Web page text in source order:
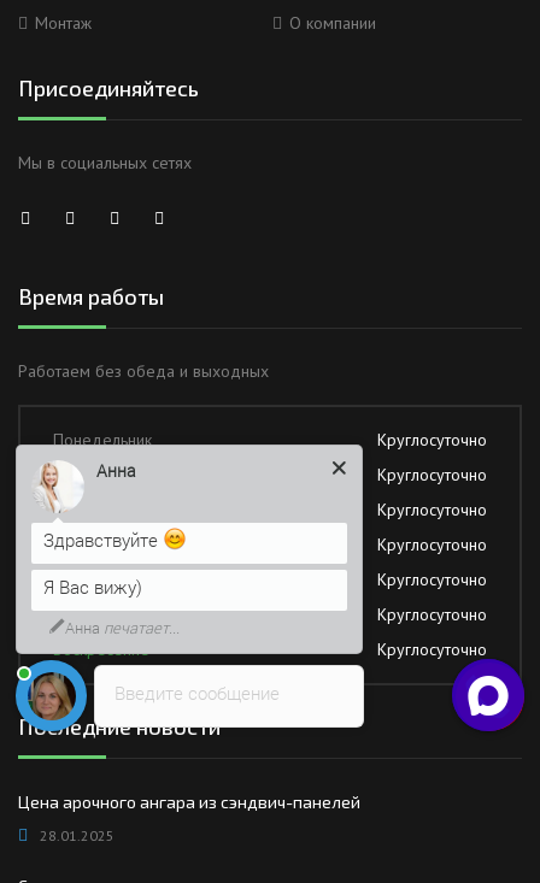
Монтаж О компании
Присоединяйтесь
Мы в социальных сетях
Время работы
Работаем без обеда и выходных
Понедельник
Круглосуточно
Вторник
Круглосуточно
Среда
Круглосуточно
Четверг
Круглосуточно
Пятница
Круглосуточно
Суббота
Круглосуточно
Воскресение
Круглосуточно
Последние новости
Цена арочного ангара из сэндвич-панелей
28.01.2025
Введите сообщение
Анна
Здравствуйте
Я Вас вижу)
Анна печатает...